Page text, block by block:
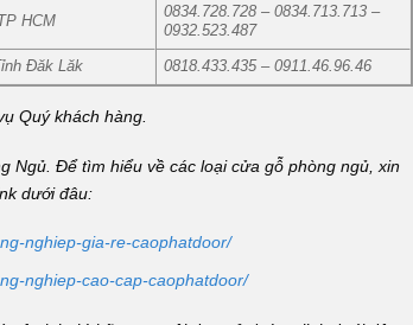
HCM
0834.728.728 – 0834.713.713 –
0932.523.487
Đăk Lăk
0818.433.435 – 0911.46.96.46
Quý khách hàng.
Ngủ. Để tìm hiểu về các loại cửa gỗ phòng ngủ, xin
dưới đâu:
nghiep-gia-re-caophatdoor/
nghiep-cao-cap-caophatdoor/